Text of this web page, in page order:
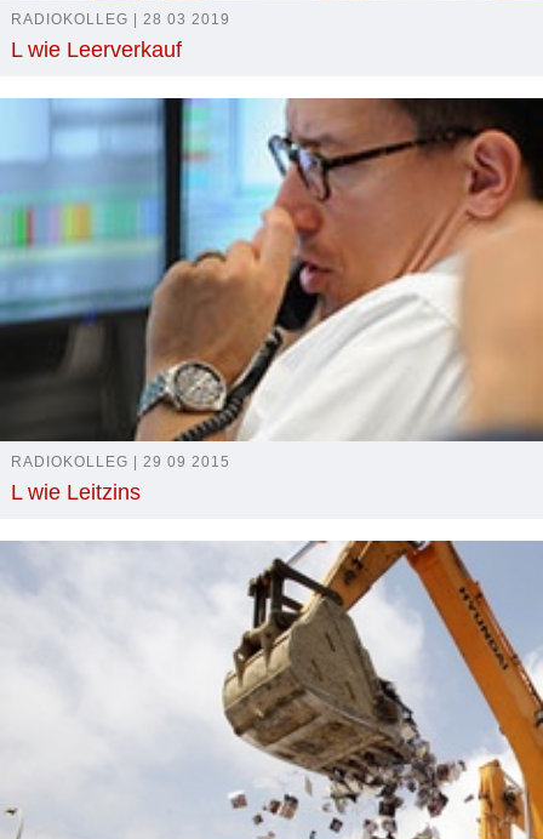
RADIOKOLLEG | 28 03 2019
L wie Leerverkauf
RADIOKOLLEG | 29 09 2015
L wie Leitzins